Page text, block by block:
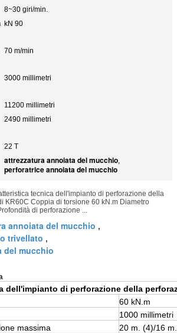
8~30 giri/min.
kN 90
70 m/min
3000 millimetri
11200 millimetri
2490 millimetri
22 T
attrezzatura annoiata del mucchio,
perforatrice annoiata del mucchio
tecnica dell'impianto di perforazione della
KR60C Coppia di torsione 60 kN.m Diametro
di perforazione ...
annoiata del mucchio ,
trivellato ,
del mucchio
dell'impianto di perforazione della
60 kN.m
1000 millimetri
massima
20 m. (4)/16